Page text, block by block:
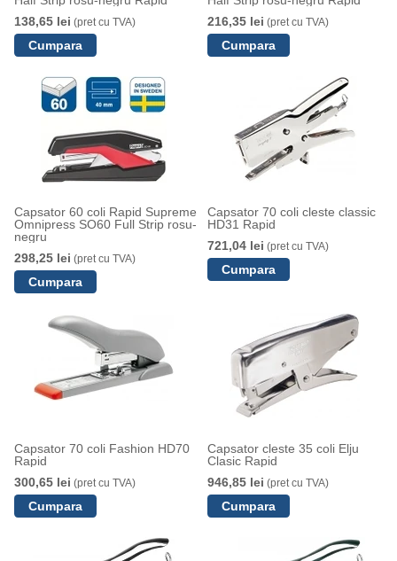
138,65 lei (pret cu TVA)
216,35 lei (pret cu TVA)
Capsator 60 coli Rapid Supreme
Omnipress SO60 Full Strip rosu-
negru
298,25 lei (pret cu TVA)
Capsator 70 coli cleste classic
HD31 Rapid
721,04 lei (pret cu TVA)
Capsator 70 coli Fashion HD70
Rapid
300,65 lei (pret cu TVA)
Capsator cleste 35 coli Elju
Clasic Rapid
946,85 lei (pret cu TVA)